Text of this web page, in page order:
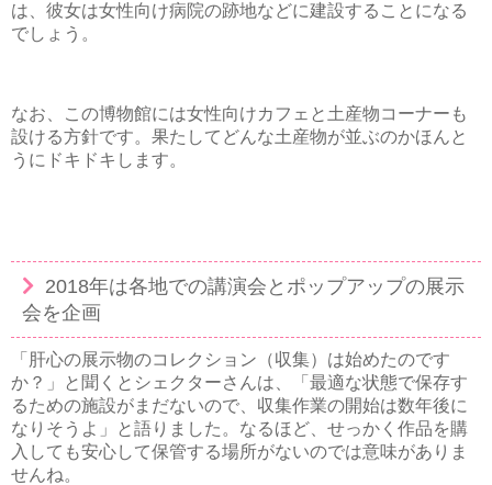
は、彼女は女性向け病院の跡地などに建設することになる
でしょう。
なお、この博物館には女性向けカフェと土産物コーナーも
設ける方針です。果たしてどんな土産物が並ぶのかほんと
うにドキドキします。
2018年は各地での講演会とポップアップの展示
会を企画
「肝心の展示物のコレクション（収集）は始めたのです
か？」と聞くとシェクターさんは、「最適な状態で保存す
るための施設がまだないので、収集作業の開始は数年後に
なりそうよ」と語りました。なるほど、せっかく作品を購
入しても安心して保管する場所がないのでは意味がありま
せんね。